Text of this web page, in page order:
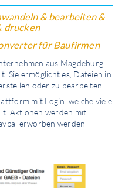
& bearbeiten &
drucken
für Baufirmen
aus Magdeburg
Sie ermöglicht es, Dateien in
oder zu bearbeiten.
mit Login, welche viele
Aktionen werden mit
erworben werden